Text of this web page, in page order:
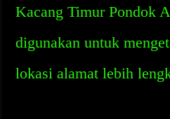
Kacang Timur Pondok
digunakan untuk
lokasi alamat lebih